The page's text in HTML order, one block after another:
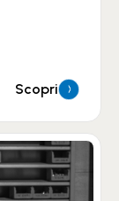
Scopri